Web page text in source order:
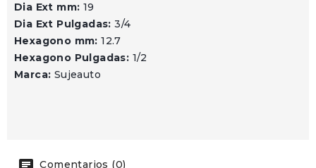
Dia Ext mm: 19
Dia Ext Pulgadas:3/4
Hexagono mm:12.7
Hexagono Pulgadas: 1/2
Marca: Sujeauto
Comentarios (0)